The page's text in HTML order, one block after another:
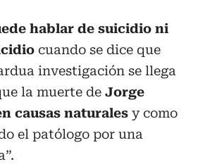
hablar de suicidio ni
cuando se dice que
investigación se llega
la muerte de Jorge
causas naturales y como
el patólogo por una